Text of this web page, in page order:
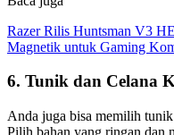
Razer Rilis Huntsman V3
Magnetik untuk Gaming
6. Tunik dan Celana
Anda juga bisa memilih